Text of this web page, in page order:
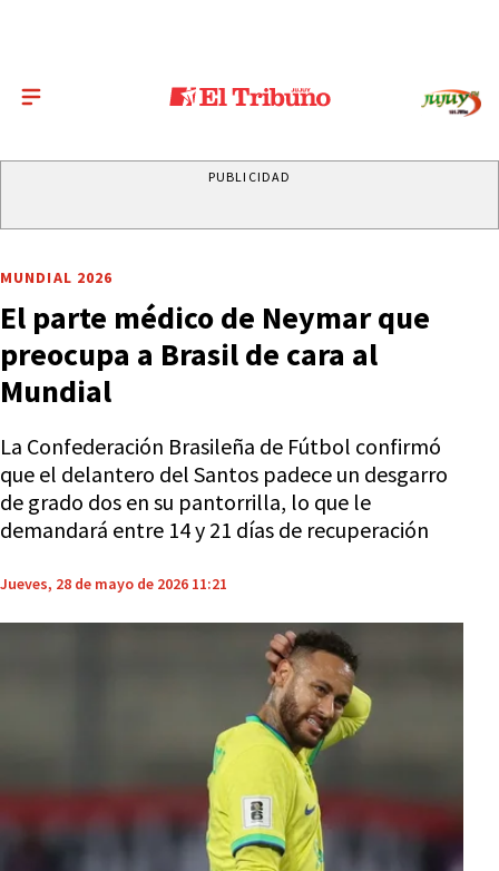
PUBLICIDAD
MUNDIAL 2026
El parte médico de Neymar que
preocupa a Brasil de cara al
Mundial
La Confederación Brasileña de Fútbol confirmó
que el delantero del Santos padece un desgarro
de grado dos en su pantorrilla, lo que le
demandará entre 14 y 21 días de recuperación
Jueves, 28 de mayo de 2026 11:21